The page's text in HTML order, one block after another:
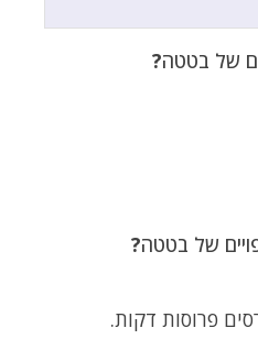
של בטטה?
של בטטה?
פרוסות דקות.